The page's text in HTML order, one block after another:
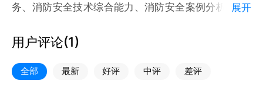
务、消防安全技术综合能力、消防安全案例分析等约1
【主要功能】
章节练习：选择章节，并保留章节练习进度;
强化练习：将选择题、判断题、多项选择题进行分类练
习;
展开
用户评论(1)
全部 最新 好评 中评 差评